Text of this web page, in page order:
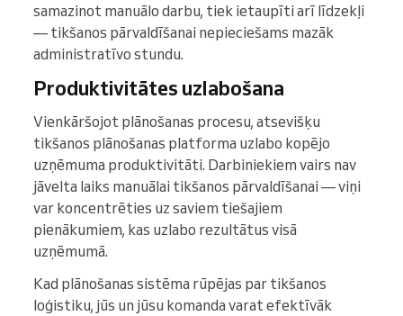
samazinot manuālo darbu, tiek ietaupīti arī līdzekļi
— tikšanos pārvaldīšanai nepieciešams mazāk
administratīvo stundu.
Produktivitātes uzlabošana
Vienkāršojot plānošanas procesu, atsevišķu
tikšanos plānošanas platforma uzlabo kopējo
uzņēmuma produktivitāti. Darbiniekiem vairs nav
jāvelta laiks manuālai tikšanos pārvaldīšanai — viņi
var koncentrēties uz saviem tiešajiem
pienākumiem, kas uzlabo rezultātus visā
uzņēmumā.
Kad plānošanas sistēma rūpējas par tikšanos
loģistiku, jūs un jūsu komanda varat efektīvāk